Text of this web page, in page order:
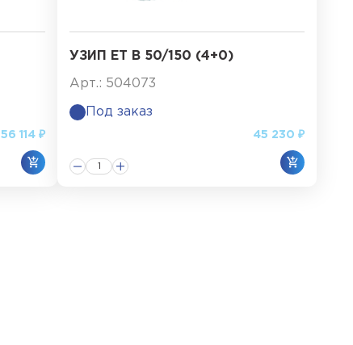
56 114 ₽
УЗИП ET B 50/150 (4+0)
Арт.: 504073
Под заказ
45 230 ₽